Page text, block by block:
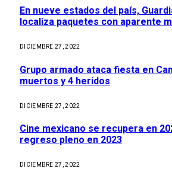
En nueve estados del país,
localiza paquetes con aparente
DICIEMBRE 27, 2022
Grupo armado ataca fiesta en
muertos y 4 heridos
DICIEMBRE 27, 2022
Cine mexicano se recupera en
regreso pleno en 2023
DICIEMBRE 27, 2022